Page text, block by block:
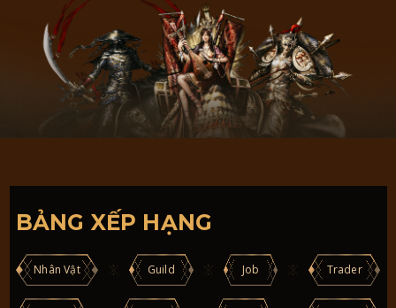
BẢNG XẾP HẠNG
Nhân Vật Guild Job Trader